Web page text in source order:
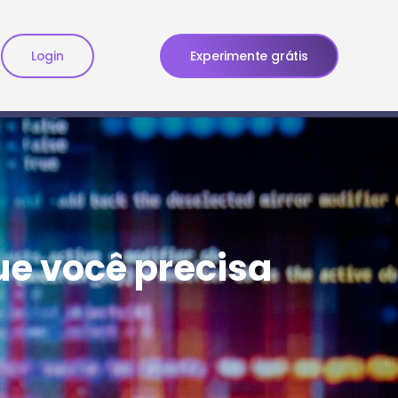
Login Experimente grátis
você precisa